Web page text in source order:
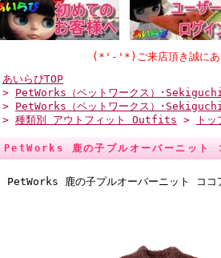
(*'-'*)ご来店頂き誠にありがとうご
あいらぴTOP
> PetWorks（ペットワークス）･
> PetWorks（ペットワークス）･
> 種類別 アウトフィット Outfits > トッ
PetWorks 鹿の子プルオーバーニッ
PetWorks 鹿の子プルオーバーニット コ